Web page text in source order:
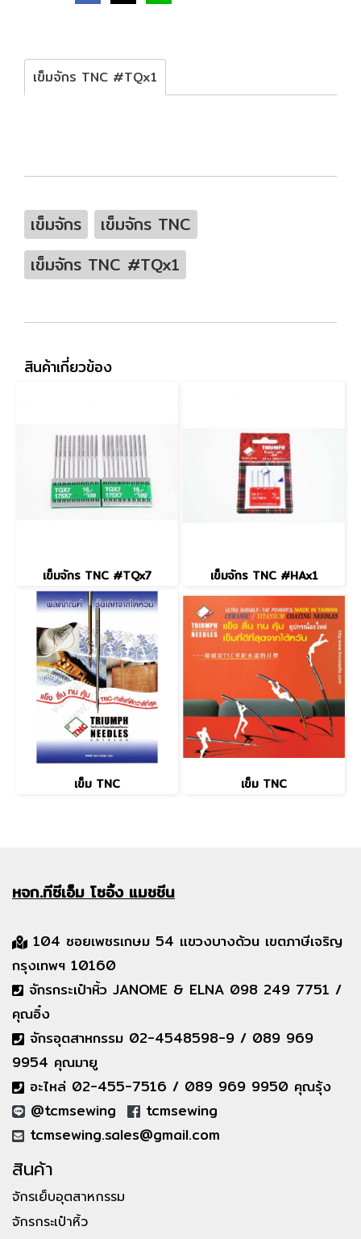
เข็มจักร TNC #TQx1
เข็มจักร
เข็มจักร TNC
เข็มจักร TNC #TQx1
สินค้าเกี่ยวข้อง
เข็มจักร TNC #TQx7 เข็มจักร TNC #HAx1
เข็ม TNC เข็ม TNC
หจก.ทีซีเอ็มโซอิ้ง แมชชีน
104 ซอยเพชรเกษม 54 แขวงบางด้วน เขตภาษีเจริญ
กรุงเทพฯ 10160
จักรกระเป๋าหิ้ว JANOME & ELNA 098 249 7751 /
คุณอิ๋ง
จักรอุตสาหกรรม 02-4548598-9 / 089 969
9954 คุณมายู
อะไหล่ 02-455-7516 / 089 969 9950 คุณรุ้ง
@tcmsewing
tcmsewing
tcmsewing.sales@gmail.com
สินค้า
จักรเย็บอุตสาหกรรม
จักรกระเป๋าหิ้ว